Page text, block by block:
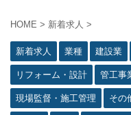
HOME > 新着求人 >
新着求人 業種 建設業
リフォーム・設計 管工事
現場監督・施工管理 その